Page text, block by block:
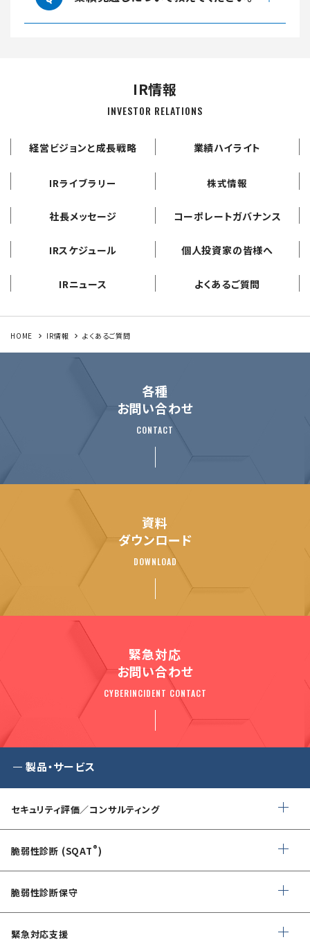
IR情報
INVESTOR RELATIONS
経営ビジョンと成長戦略 業績ハイライト
IRライブラリー 株式情報
社長メッセージ コーポレートガバナンス
IRスケジュール 個人投資家の皆様へ
IRニュース よくあるご質問
HOME IR情報 よくあるご質問
各種
お問い合わせ
CONTACT
資料
ダウンロード
DOWNLOAD
緊急対応
お問い合わせ
CYBERINCIDENT CONTACT
製品・サービス
セキュリティ評価／コンサルティング
情報セキュリティ・アドバイザリ
AIサービス提供者・利用者向け
サイバーセキュリティ対策支援
脆弱性診断 (SQAT®)
Webアプリケーション・API脆弱性診断
ネットワーク脆弱性診断
脆弱性診断保守
デイリー自動脆弱性診断
緊急対応支援